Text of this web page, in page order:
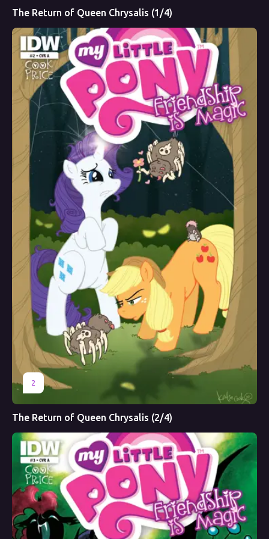
The Return of Queen Chrysalis (1/4)
2
The Return of Queen Chrysalis (2/4)